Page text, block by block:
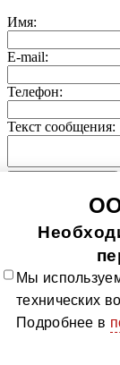
Имя:
E-mail:
Телефон:
Текст сообщения:
Использование
числе фото
возникновение
РФ, ст. 7.12
Все значки Все
изготовления
персональных
Мы
технических
Подробнее в